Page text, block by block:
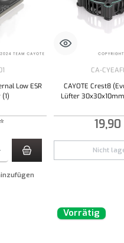
Low ESR
Wert ein oder benutze die
CA-
CAYOTE Crest8
Lüfter
Nicht
Vorrätig